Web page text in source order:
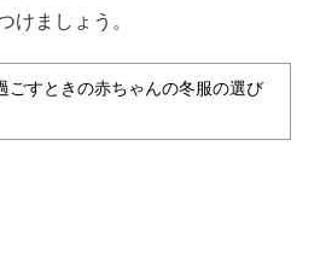
けましょう。
ごすときの赤ちゃんの冬服の選び